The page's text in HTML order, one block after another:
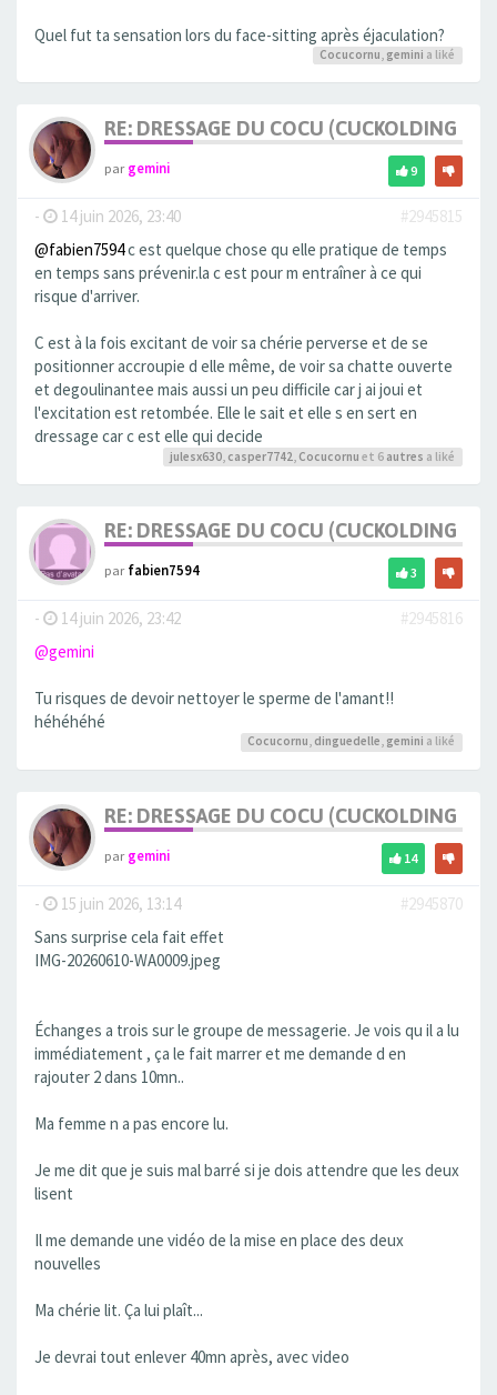
Quel fut ta sensation lors du face-sitting après éjaculation?
Cocucornu, gemini a liké
RE: DRESSAGE DU COCU (CUCKOLDING
pargemini 9
- 14 juin 2026, 23:40
#2945815
@fabien7594c est quelque chose qu elle pratique de temps
en temps sans prévenir.la c est pour m entraîner à ce qui
risque d'arriver.
C est à la fois excitant de voir sa chérie perverse et de se
positionner accroupie d elle même, de voir sa chatte ouverte
et degoulinantee mais aussi un peu difficile car j ai joui et
l'excitation est retombée. Elle le sait et elle s en sert en
dressage car c est elle qui decide
julesx630 casper7742 Cocucornu et 6 autres a liké
RE: DRESSAGE DU COCU (CUCKOLDING
parfabien7594 3
- 14 juin 2026, 23:42
#2945816
@gemini
Tu risques de devoir nettoyer le sperme de l'amant!!
héhéhéhé
Cocucornu, dinguedelle, gemini a liké
RE: DRESSAGE DU COCU (CUCKOLDING
pargemini 14
- 15 juin 2026, 13:14
#2945870
Sans surprise cela fait effet
IMG-20260610-WA0009.jpeg
Échanges a trois sur le groupe de messagerie. Je vois qu il a lu
immédiatement , ça le fait marrer et me demande d en
rajouter 2 dans 10mn..
Ma femme n a pas encore lu.
Je me dit que je suis mal barré si je dois attendre que les deux
lisent
Il me demande une vidéo de la mise en place des deux
nouvelles
Ma chérie lit. Ça lui plaît...
Je devrai tout enlever 40mn après, avec video